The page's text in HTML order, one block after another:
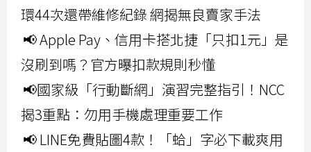
環44次還帶維修紀錄 網揭無良賣家手法
📢 Apple Pay、信用卡搭北捷「只扣1元」是
沒刷到嗎？官方曝扣款規則秒懂
📢國家級「行動斷網」演習完整指引！NCC
揭3重點：勿用手機處理重要工作
📢 LINE免費貼圖4款！「蛤」字必下載爽用